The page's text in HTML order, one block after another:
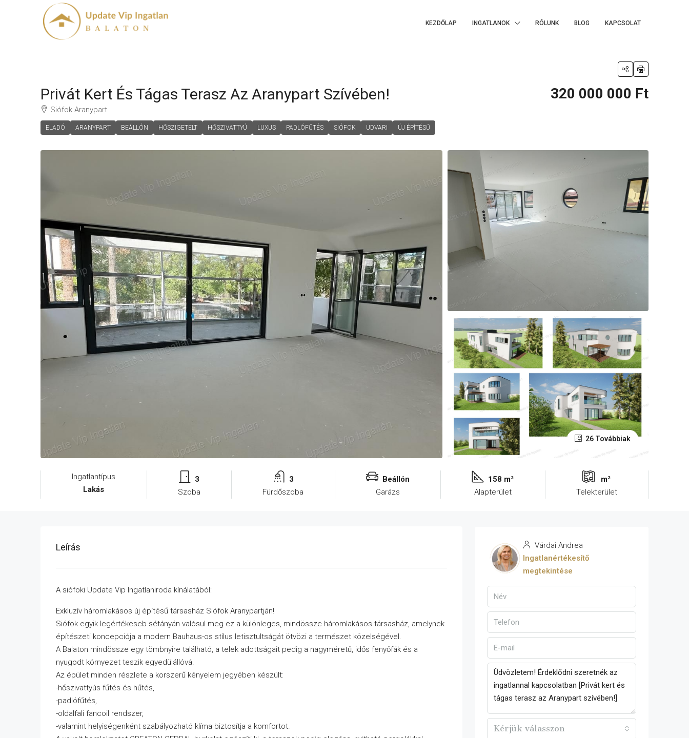
KEZDŐLAP INGATLANOK RÓLUNK BLOG KAPCSOLAT
Privát Kert És Tágas Terasz Az Aranypart Szívében!
Siófok Aranypart
ELADÓ ARANYPART BEÁLLÓN HŐSZIGETELT HŐSZIVATTYÚ LUXUS PADLÓFŰTÉS SIÓFOK UDVARI ÚJ ÉPÍTÉSŰ
320 000 000 Ft
26 Továbbiak
Ingatlantípus
Lakás
3
Szoba
3
Fürdőszoba
Beállón
Garázs
158 m²
Alapterület
m²
Telekterület
Leírás
A siófoki Update Vip Ingatlaniroda kínálatából:
Exkluzív háromlakásos új építésű társasház Siófok Aranypartján!
Siófok egyik legértékeseb sétányán valósul meg ez a különleges, mindössze háromlakásos társasház, amelynek
építészeti koncepciója a modern Bauhaus-os stílus letisztultságát ötvözi a természet közelségével.
A Balaton mindössze egy tömbnyire található, a telek adottságait pedig a nagyméretű, idős fenyőfák és a
nyugodt környezet teszik egyedülállóvá.
Az épület minden részlete a korszerű kényelem jegyében készült:
-hőszivattyús fűtés és hűtés,
-padlófűtés,
-oldalfali fancoil rendszer,
-valamint helyiségenként szabályozható klíma biztosítja a komfortot.
Várdai Andrea
Ingatlanértékesítő
megtekintése
Kérjük válasszon